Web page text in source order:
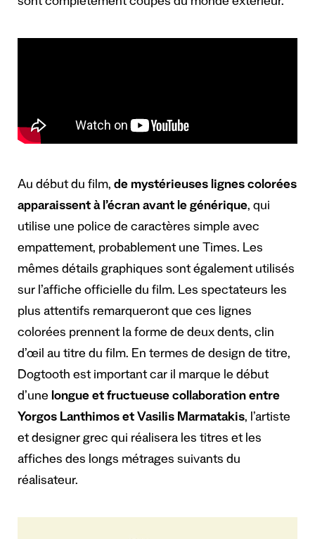
Au début du film, de mystérieuses lignes colorées
apparaissent à l’écran avant le générique, qui
utilise une police de caractères simple avec
empattement, probablement une Times. Les
mêmes détails graphiques sont également utilisés
sur l’affiche officielle du film. Les spectateurs les
plus attentifs remarqueront que ces lignes
colorées prennent la forme de deux dents, clin
d’œil au titre du film. En termes de design de titre,
Dogtooth est important car il marque le début
d’une longue et fructueuse collaboration entre
Yorgos Lanthimos et Vasilis Marmatakis, l’artiste
et designer grec qui réalisera les titres et les
affiches des longs métrages suivants du
réalisateur.